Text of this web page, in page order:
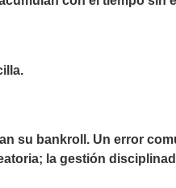
su bankroll. Un error
la gestión